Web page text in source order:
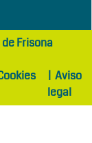
Frisona
| Aviso
legal